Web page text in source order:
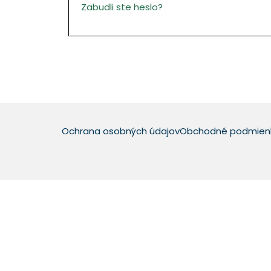
Zabudli ste heslo?
Ochrana osobných údajovObchodné